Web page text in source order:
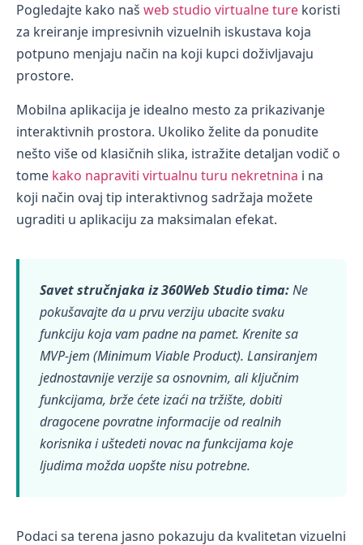
Pogledajte kako naš web studio virtualne ture koristi
za kreiranje impresivnih vizuelnih iskustava koja
potpuno menjaju način na koji kupci doživljavaju
prostore.
Mobilna aplikacija je idealno mesto za prikazivanje
interaktivnih prostora. Ukoliko želite da ponudite
nešto više od klasičnih slika, istražite detaljan vodič o
tome kako napraviti virtualnu turu nekretnina i na
koji način ovaj tip interaktivnog sadržaja možete
ugraditi u aplikaciju za maksimalan efekat.
Savet stručnjaka iz 360Web Studio tima:Ne
pokušavajte da u prvu verziju ubacite svaku
funkciju koja vam padne na pamet. Krenite sa
MVP-jem (Minimum Viable Product). Lansiranjem
jednostavnije verzije sa osnovnim, ali ključnim
funkcijama, brže ćete izaći na tržište, dobiti
dragocene povratne informacije od realnih
korisnika i uštedeti novac na funkcijama koje
ljudima možda uopšte nisu potrebne.
Podaci sa terena jasno pokazuju da kvalitetan vizuelni